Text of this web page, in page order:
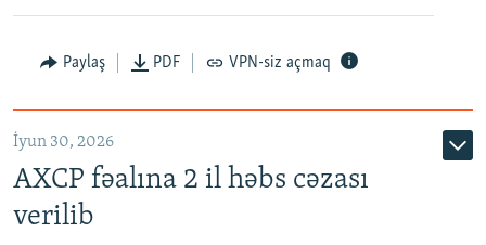
Paylaş PDF VPN-siz açmaq
İyun 30, 2026
AXCP fəalına 2 il həbs cəzası
verilib